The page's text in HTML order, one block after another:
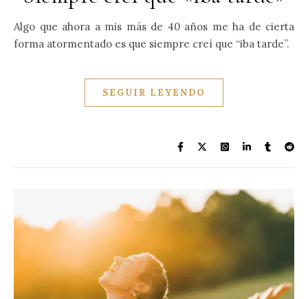
Algo que ahora a mis más de 40 años me ha de cierta
forma atormentado es que siempre creí que “iba tarde”.
SEGUIR LEYENDO